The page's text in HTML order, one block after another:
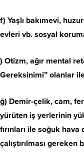
f) Yaşlı bakımevi,
evleri vb. sosyal
) Otizm, ağır mental
Gereksinimi” olanlar
ğ) Demir-çelik, cam,
yürüten iş yerlerinin
fırınları ile soğuk
çalıştırılması